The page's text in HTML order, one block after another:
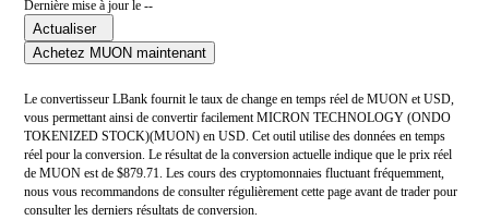
Dernière mise à jour le --
Actualiser
Achetez MUON maintenant
Le convertisseur LBank fournit le taux de change en temps réel de MUON et USD,
vous permettant ainsi de convertir facilement MICRON TECHNOLOGY (ONDO
TOKENIZED STOCK)(MUON) en USD. Cet outil utilise des données en temps
réel pour la conversion. Le résultat de la conversion actuelle indique que le prix réel
de MUON est de $879.71. Les cours des cryptomonnaies fluctuant fréquemment,
nous vous recommandons de consulter régulièrement cette page avant de trader pour
consulter les derniers résultats de conversion.